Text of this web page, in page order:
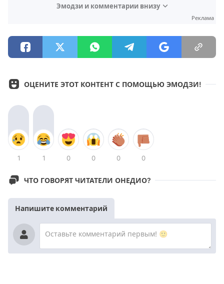
Эмодзи и комментарии внизу
Реклама
ОЦЕНИТЕ ЭТОТ КОНТЕНТ С ПОМОЩЬЮ ЭМОДЗИ!
1 1 0 0 0 0
ЧТО ГОВОРЯТ ЧИТАТЕЛИ ОНЕДИО?
Напишите комментарий